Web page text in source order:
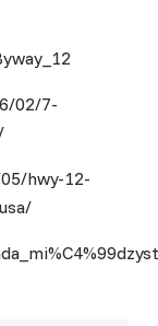
02/7-
hwy-12-